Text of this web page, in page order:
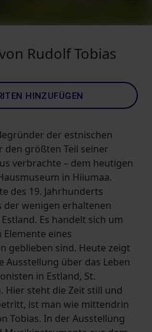
Rudolf Tobias
HINZUFÜGEN
der estnischen
den größten Teil seiner
verbrachte – dem heutigen
in Hiiumaa.
des 19. Jahrhunderts
der wenigen erhaltenen
Es handelt sich um
eines
geblieben sind. Heute zeigt
Ausstellung über das Leben
in Estland, St.
Hier steht die Zeit still und
ist man wie mittendrin
Tobias. In der Ausstellung